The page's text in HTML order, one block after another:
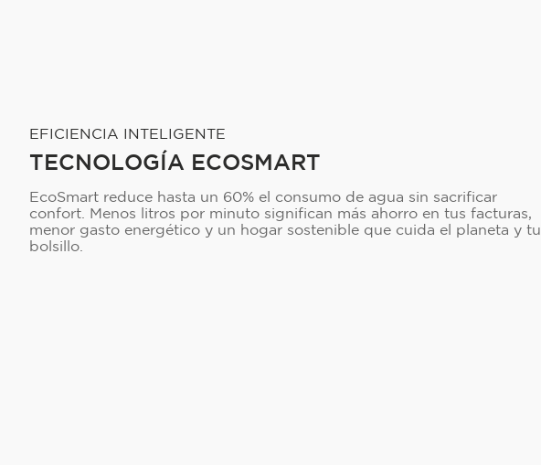
EFICIENCIA INTELIGENTE
TECNOLOGÍA ECOSMART
EcoSmart reduce hasta un 60% el consumo de agua sin sacrificar
confort. Menos litros por minuto significan más ahorro en tus facturas,
menor gasto energético y un hogar sostenible que cuida el planeta y tu
bolsillo.